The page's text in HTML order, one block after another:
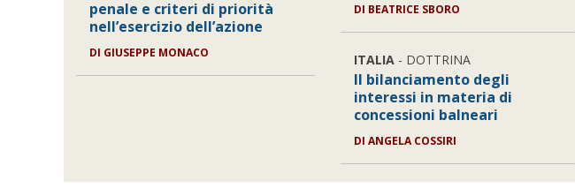
penale e criteri di priorità
nell’esercizio dell’azione
DI GIUSEPPE MONACO
DI BEATRICE SBORO
ITALIA - DOTTRINA
Il bilanciamento degli
interessi in materia di
concessioni balneari
DIANGELA COSSIRI